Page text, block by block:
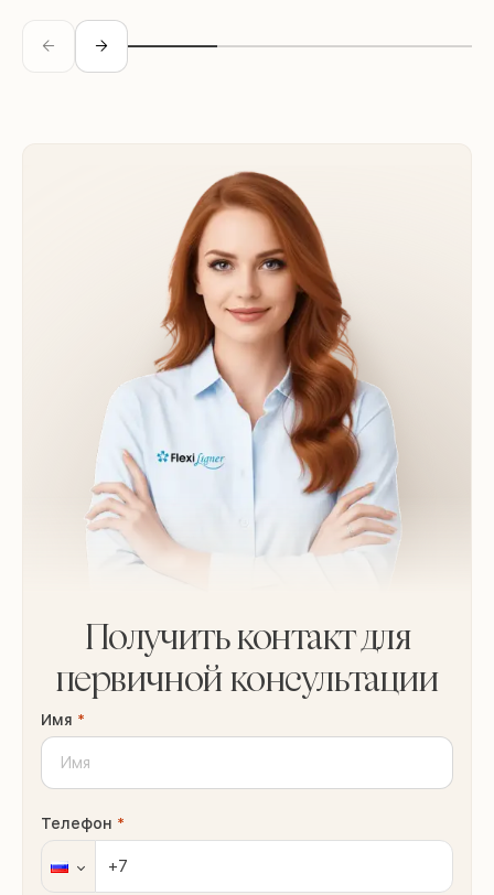
Получить контакт для
первичной консультации
Имя *
Телефон *